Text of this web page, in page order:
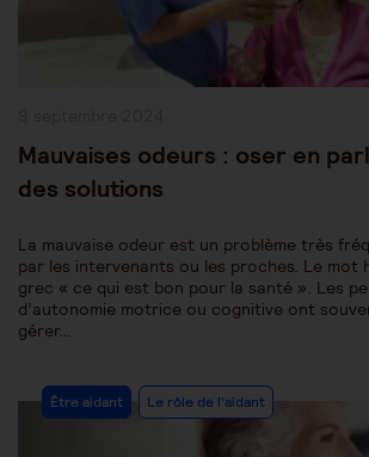
Mauvaises odeurs : oser en
des solutions
La mauvaise odeur est un problème très
par les intervenants ou les proches. Le mot
grec « ce qui est bon pour la santé ». Les
d’autonomie motrice ou cognitive ont
gérer…
Post
Category:
Être aidant Le rôle de l'aidant